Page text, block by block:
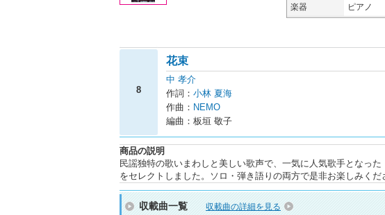
楽器
ピアノ
8
花束
中 孝介
作詞： 小林 夏海
作曲： NEMO
編曲：板垣 敬子
商品の説明
民謡独特の歌いまわしと美しい歌声で、一気に人気歌手となっ
をセレクトしました。ソロ・弾き語りの両方で是非お楽しみくだ
収載曲一覧 収載曲の詳細を見る